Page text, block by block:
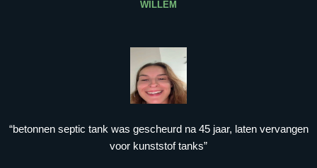
WILLEM
“betonnen septic tank was gescheurd na 45 jaar, laten vervangen
voor kunststof tanks”